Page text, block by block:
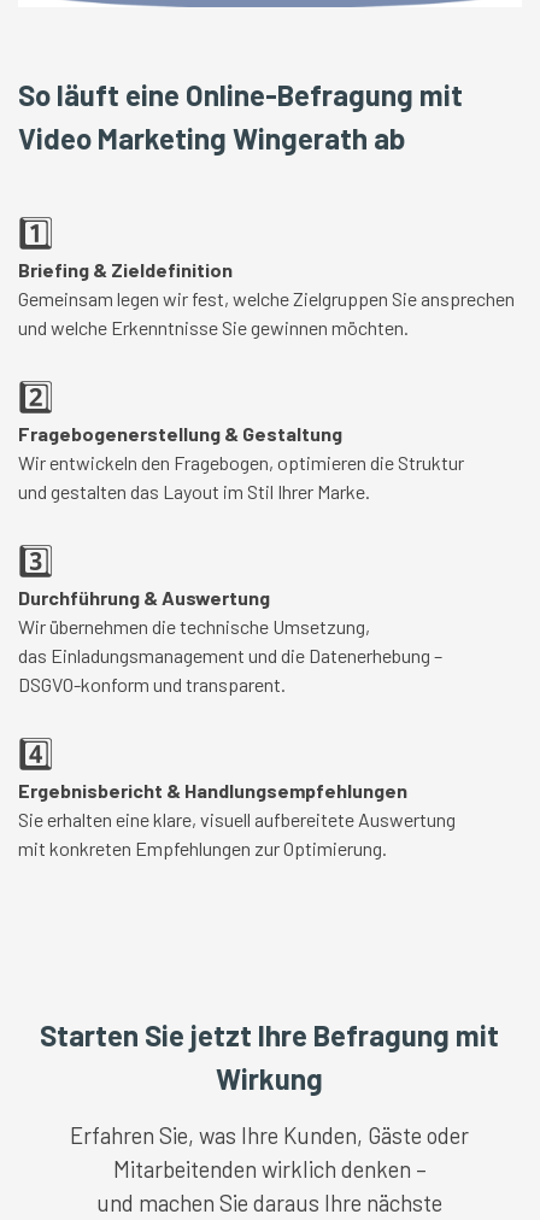
So läuft eine Online-Befragung mit
Video Marketing Wingerath ab
1️⃣
Briefing & Zieldefinition
Gemeinsam legen wir fest, welche Zielgruppen Sie ansprechen
und welche Erkenntnisse Sie gewinnen möchten.
2️⃣
Fragebogenerstellung & Gestaltung
Wir entwickeln den Fragebogen, optimieren die Struktur
und gestalten das Layout im Stil Ihrer Marke.
3️⃣
Durchführung & Auswertung
Wir übernehmen die technische Umsetzung,
das Einladungsmanagement und die Datenerhebung –
DSGVO-konform und transparent.
4️⃣
Ergebnisbericht & Handlungsempfehlungen
Sie erhalten eine klare, visuell aufbereitete Auswertung
mit konkreten Empfehlungen zur Optimierung.
Starten Sie jetzt Ihre Befragung mit
Wirkung
Erfahren Sie, was Ihre Kunden, Gäste oder
Mitarbeitenden wirklich denken –
und machen Sie daraus Ihre nächste